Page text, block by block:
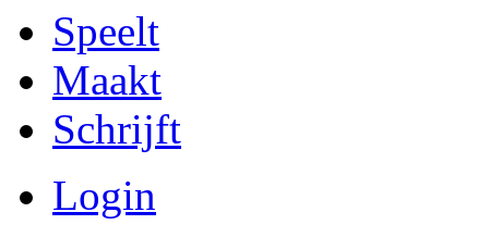
Speelt
Maakt
Schrijft
Login